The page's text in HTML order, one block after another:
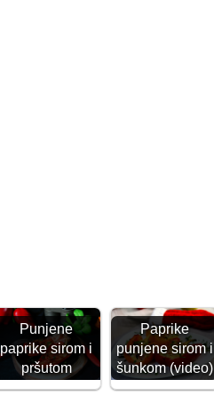
Punjene
paprike sirom i
pršutom
Paprike
punjene sirom i
šunkom (video)